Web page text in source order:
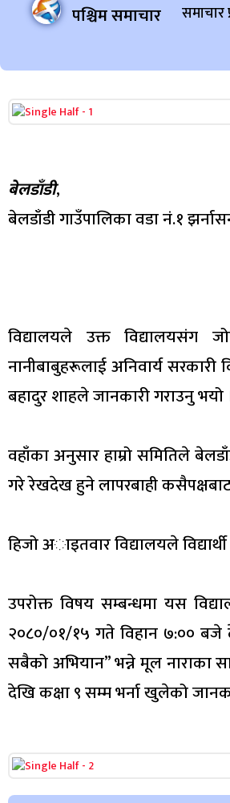
पश्चिम समाचार समाचार
बेलडाँडी,
बेलडाँडी गाउँपालिका वडा नं.१
विद्यालयले उक्त विद्यालयसंग
नानीबाबुहरूलाई अनिवार्य सरकारी
बहादुर शाहले जानकारी गराउनु भयो
वहाँका अनुसार हाम्रो समितिले
गरे रेखदेख हुने लापरबाही कसैपक्षबाट
हिजो अाइतवार विद्यालयले
उपरोक्त विषय सम्बन्धमा यस
२०८०/०१/१५ गते विहान ७:०० बजे
सबैको अभियान” भन्ने मूल नाराका
देखि कक्षा ९ सम्म भर्ना खुलेको